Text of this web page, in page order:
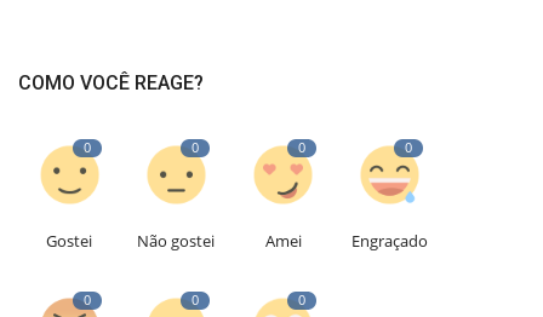
COMO VOCÊ REAGE?
0
Gostei
0
Não gostei
0
Amei
0
Engraçado
0 0 0